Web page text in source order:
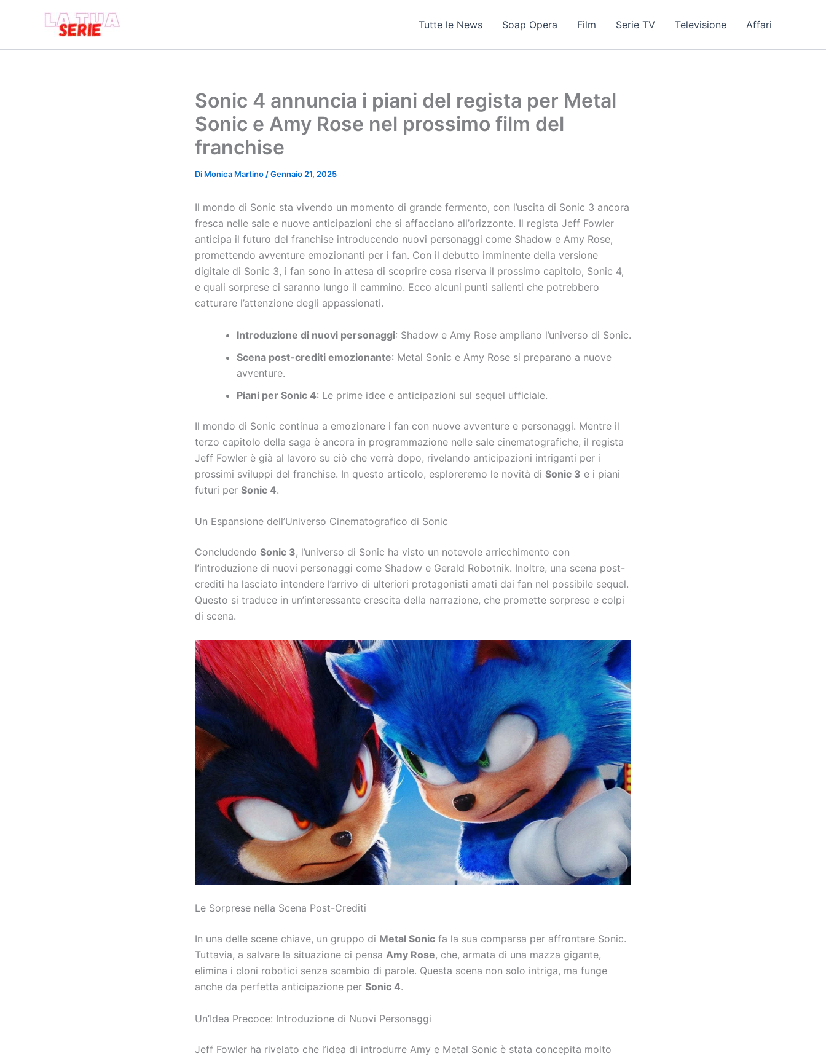
Tutte le News Soap Opera Film Serie TV Televisione Affari
Sonic 4 annuncia i piani del regista per Metal
Sonic e Amy Rose nel prossimo film del
franchise
Di Monica Martino /Gennaio 21, 2025
Il mondo di Sonic sta vivendo un momento di grande fermento, con l’uscita di Sonic 3 ancora
fresca nelle sale e nuove anticipazioni che si affacciano all’orizzonte. Il regista Jeff Fowler
anticipa il futuro del franchise introducendo nuovi personaggi come Shadow e Amy Rose,
promettendo avventure emozionanti per i fan. Con il debutto imminente della versione
digitale di Sonic 3, i fan sono in attesa di scoprire cosa riserva il prossimo capitolo, Sonic 4,
e quali sorprese ci saranno lungo il cammino. Ecco alcuni punti salienti che potrebbero
catturare l’attenzione degli appassionati.
Introduzione di nuovi personaggi: Shadow e Amy Rose ampliano l’universo di Sonic.
Scena post-crediti emozionante: Metal Sonic e Amy Rose si preparano a nuove
avventure.
Piani per Sonic 4: Le prime idee e anticipazioni sul sequel ufficiale.
Il mondo di Sonic continua a emozionare i fan con nuove avventure e personaggi. Mentre il
terzo capitolo della saga è ancora in programmazione nelle sale cinematografiche, il regista
Jeff Fowler è già al lavoro su ciò che verrà dopo, rivelando anticipazioni intriganti per i
prossimi sviluppi del franchise. In questo articolo, esploreremo le novità di Sonic 3 e i piani
futuri per Sonic 4.
Un Espansione dell’Universo Cinematografico di Sonic
Concludendo Sonic 3, l’universo di Sonic ha visto un notevole arricchimento con
l’introduzione di nuovi personaggi come Shadow e Gerald Robotnik. Inoltre, una scena post-
crediti ha lasciato intendere l’arrivo di ulteriori protagonisti amati dai fan nel possibile sequel.
Questo si traduce in un’interessante crescita della narrazione, che promette sorprese e colpi
di scena.
Le Sorprese nella Scena Post-Crediti
In una delle scene chiave, un gruppo di Metal Sonic fa la sua comparsa per affrontare Sonic.
Tuttavia, a salvare la situazione ci pensa Amy Rose, che, armata di una mazza gigante,
elimina i cloni robotici senza scambio di parole. Questa scena non solo intriga, ma funge
anche da perfetta anticipazione per Sonic 4.
Un’Idea Precoce: Introduzione di Nuovi Personaggi
Jeff Fowler ha rivelato che l’idea di introdurre Amy e Metal Sonic è stata concepita molto